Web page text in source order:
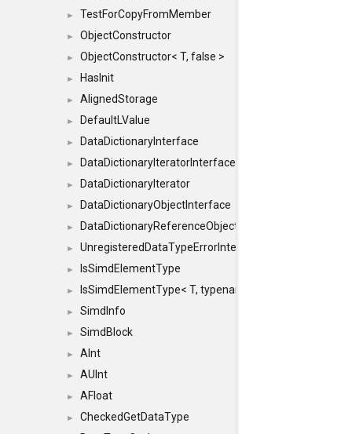
► TestForCopyFromMember
► ObjectConstructor
► ObjectConstructor< T, false >
► HasInit
► AlignedStorage
► DefaultLValue
► DataDictionaryInterface
► DataDictionaryIteratorInterface
► DataDictionaryIterator
► DataDictionaryObjectInterface
► DataDictionaryReferenceObjectInterface
► UnregisteredDataTypeErrorInterface
► IsSimdElementType
► IsSimdElementType< T, typename SFINAEHelper<
► SimdInfo
► SimdBlock
► AInt
► AUInt
► AFloat
►
CheckedGetDataType